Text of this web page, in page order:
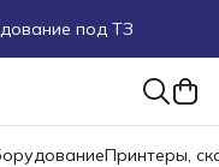
под ТЗ
или в чат Принтеры,